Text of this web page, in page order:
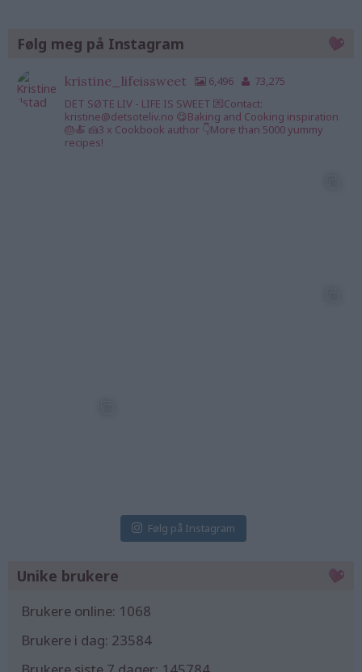
Følg meg på Instagram
kristine_lifeissweet 6,496
73,275
DET SØTE LIV - LIFE IS SWEET 💌Contact:
kristine@detsoteliv.no 😋Baking and Cooking inspiration
🎂🍝 🍰3 x Cookbook author 👇More than 5000 yummy
recipes!
Følg på Instagram
Unike brukere
Brukere online: 1068
Brukere i dag: 23584